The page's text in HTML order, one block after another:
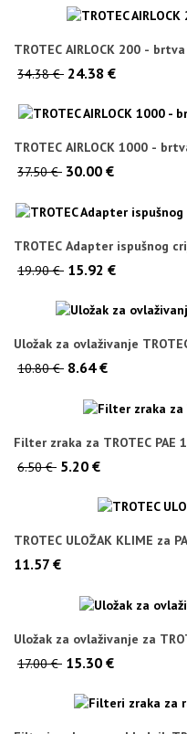
TROTEC AIRLOCK 200 -
34.38 € 24.38 €
TROTEC AIRLOCK 1000 -
37.50 € 30.00 €
TROTEC Adapter ispušnog
19.90 € 15.92 €
Uložak za ovlaživanje
10.80 € 8.64 €
Filter zraka za TROTEC PAE
6.50 € 5.20 €
TROTEC ULOŽAK KLIME za
11.57 €
Uložak za ovlaživanje za
17.00 € 15.30 €